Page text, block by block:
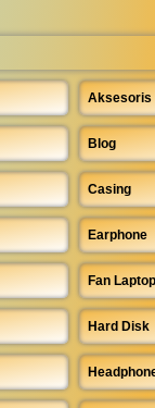
Aksesoris
Blog
Casing
Earphone
Fan Laptop
Hard Disk